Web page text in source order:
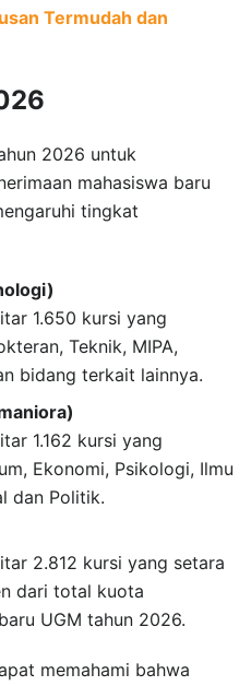
Termudah dan
2026 untuk
mahasiswa baru
tingkat
1.650 kursi yang
Teknik, MIPA,
bidang terkait lainnya.
1.162 kursi yang
Ekonomi, Psikologi, Ilmu
dan Politik.
2.812 kursi yang setara
dari total kuota
UGM tahun 2026.
memahami bahwa